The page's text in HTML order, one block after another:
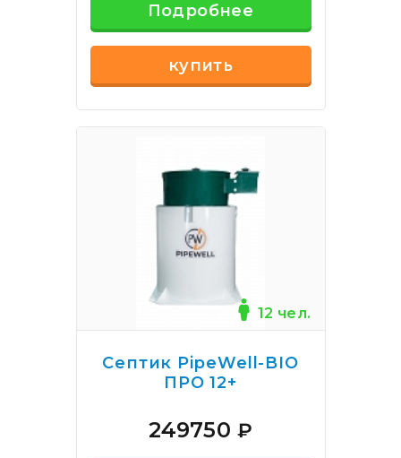
Подробнее
купить
12 чел.
Септик PipeWell-BIO
ПРО 12+
249750₽